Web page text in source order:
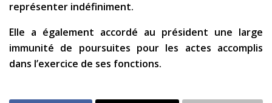
représenter indéfiniment.
Elle a également accordé au président une large
immunité de poursuites pour les actes accomplis
dans l’exercice de ses fonctions.